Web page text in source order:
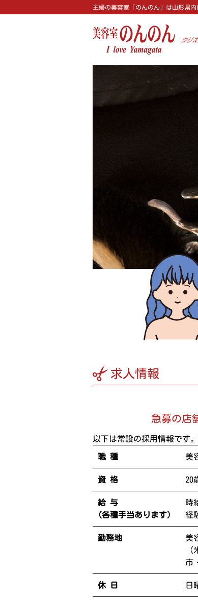
主婦の美容室「のんのん」は山形県内
求人情報
急募の店
以下は常設の採用情報です
職 種 美
資 格 20
給 与
(各種手当あります）
時
経
勤務地
美
市
休 日 日